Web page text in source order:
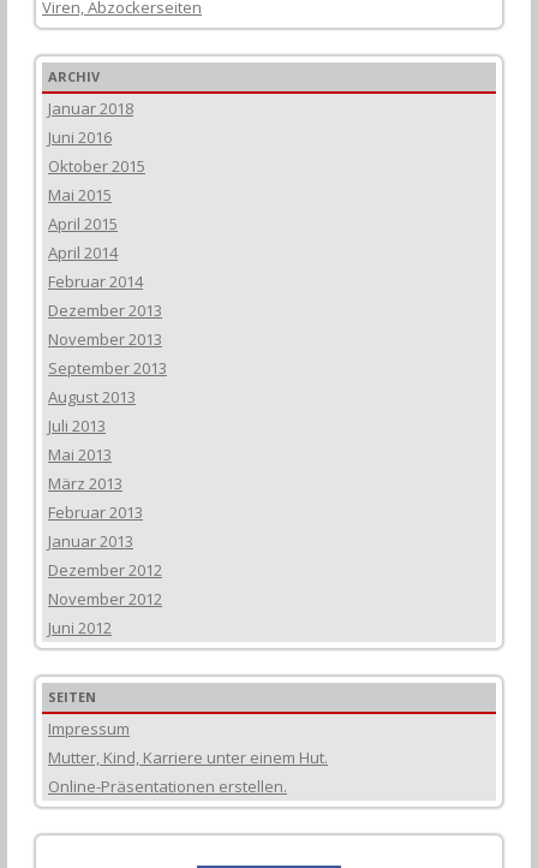
Viren, Abzockerseiten
ARCHIV
Januar 2018
Juni 2016
Oktober 2015
Mai 2015
April 2015
April 2014
Februar 2014
Dezember 2013
November 2013
September 2013
August 2013
Juli 2013
Mai 2013
März 2013
Februar 2013
Januar 2013
Dezember 2012
November 2012
Juni 2012
SEITEN
Impressum
Mutter, Kind, Karriere unter einem Hut.
Online-Präsentationen erstellen.